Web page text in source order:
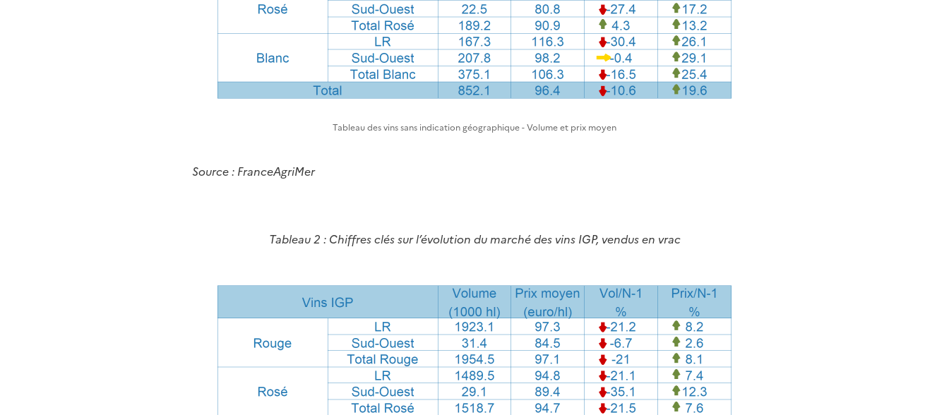
Tableau des vins sans indication géographique - Volume et prix moyen
Source : FranceAgriMer
Tableau 2 : Chiffres clés sur l’évolution du marché des vins IGP, vendus en vrac